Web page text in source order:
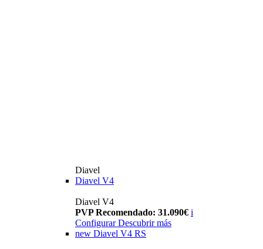
Diavel
Diavel V4
Diavel V4
PVP Recomendado: 31.090€ i
Configurar Descubrir más
new Diavel V4 RS